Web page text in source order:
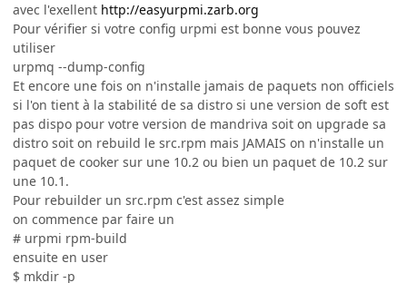
avec l'exellent http://easyurpmi.zarb.org
Pour vérifier si votre config urpmi est bonne vous pouvez
utiliser
urpmq --dump-config
Et encore une fois on n'installe jamais de paquets non officiels
si l'on tient à la stabilité de sa distro si une version de soft est
pas dispo pour votre version de mandriva soit on upgrade sa
distro soit on rebuild le src.rpm mais JAMAIS on n'installe un
paquet de cooker sur une 10.2 ou bien un paquet de 10.2 sur
une 10.1.
Pour rebuilder un src.rpm c'est assez simple
on commence par faire un
# urpmi rpm-build
ensuite en user
$ mkdir -p